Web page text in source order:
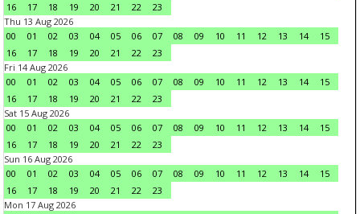
16
17 18 19 20 21 22
23
Thu 13 Aug 2026
00
01 02 03 04 05 06 07 08 09 10 11 12 13 14
15
16
17 18 19 20 21 22
23
Fri 14 Aug 2026
00
01 02 03 04 05 06 07 08 09 10 11 12 13 14
15
16
17 18 19 20 21 22
23
Sat 15 Aug 2026
00
01 02 03 04 05 06 07 08 09 10 11 12 13 14
15
16
17 18 19 20 21 22
23
Sun 16 Aug 2026
00
01 02 03 04 05 06 07 08 09 10 11 12 13 14
15
16
17 18 19 20 21 22
23
Mon 17 Aug 2026